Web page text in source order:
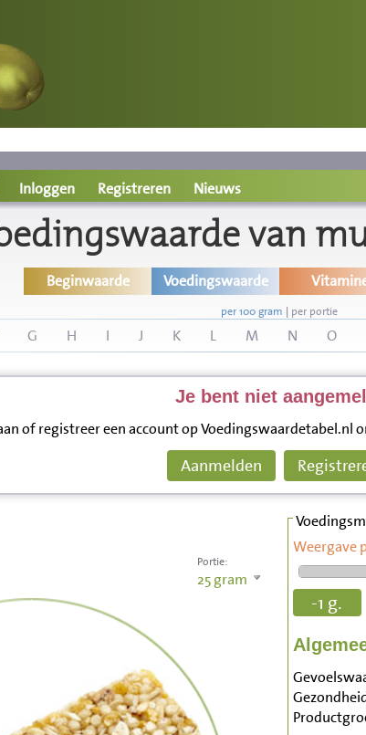
Inloggen Registreren Nieuws
van
Beginwaarde Voedingswaarde
per 100 gram | per portie
G H I J K L M N O
Je bent niet
of registreer een account op Voedingswaardetabel.nl
Aanmelden
Portie:
25gram
Weergave
-1 g.